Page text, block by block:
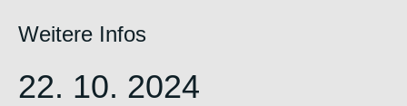
Weitere Infos
22. 10. 2024